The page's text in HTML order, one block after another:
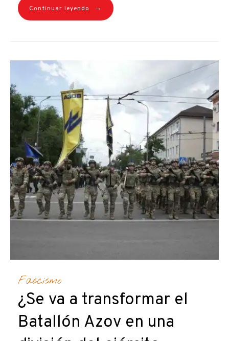
Continuar leyendo →
Fascismo
¿Se va a transformar el
Batallón Azov en una